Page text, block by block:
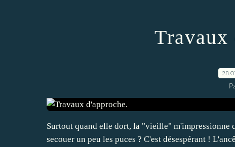
Travaux
Surtout quand elle dort, la "vieille" m'impressionne
secouer un peu les puces ? C'est désespérant !